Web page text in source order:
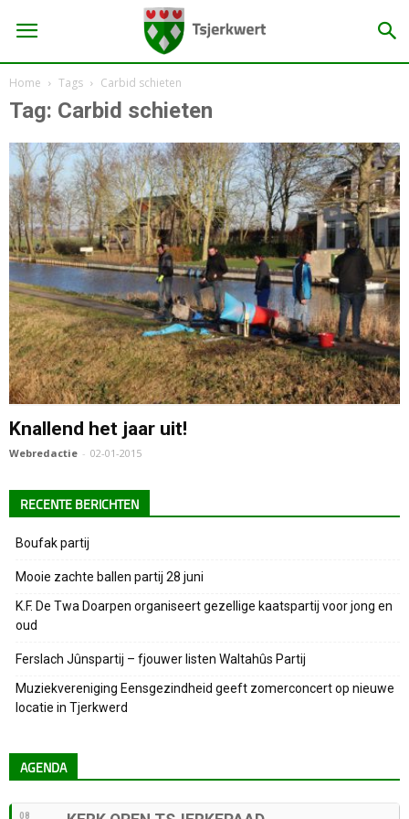
Home Tags Carbid schieten
Tag: Carbid schieten
Knallend het jaar uit!
Webredactie - 02-01-2015
RECENTE BERICHTEN
Boufak partij
Mooie zachte ballen partij 28 juni
K.F. De Twa Doarpen organiseert gezellige kaatspartij voor jong en
oud
Ferslach Jûnspartij – fjouwer listen Waltahûs Partij
Muziekvereniging Eensgezindheid geeft zomerconcert op nieuwe
locatie in Tjerkwerd
AGENDA
08